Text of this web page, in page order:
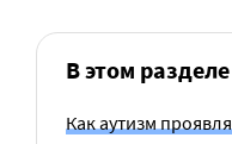
В этом разделе
Как аутизм